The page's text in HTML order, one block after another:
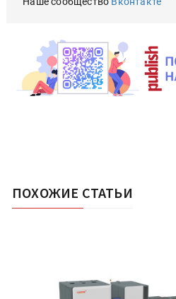
ПОХОЖИЕ СТАТЬИ